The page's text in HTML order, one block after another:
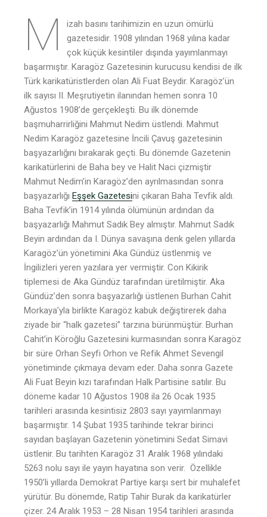
M
izah basını tarihimizin en uzun ömürlü
gazetesidir. 1908 yılından 1968 yılına kadar
çok küçük kesintiler dışında yayımlanmayı
başarmıştır. Karagöz Gazetesinin kurucusu kendisi de ilk
Türk karikatüristlerden olan Ali Fuat Beydir. Karagöz’ün
ilk sayısı II. Meşrutiyetin ilanından hemen sonra 10
Ağustos 1908’de gerçekleşti. Bu ilk dönemde
başmuharrirliğini Mahmut Nedim üstlendi. Mahmut
Nedim Karagöz gazetesine İncili Çavuş gazetesinin
başyazarlığını bırakarak geçti. Bu dönemde Gazetenin
karikatürlerini de Baha bey ve Halit Naci çizmiştir
Mahmut Nedim’in Karagöz’den ayrılmasından sonra
başyazarlığı Eşşek Gazetesini çıkaran Baha Tevfik aldı.
Baha Tevfik’in 1914 yılında ölümünün ardından da
başyazarlığı Mahmut Sadık Bey almıştır. Mahmut Sadık
Beyin ardından da I. Dünya savaşına denk gelen yıllarda
Karagöz’ün yönetimini Aka Gündüz üstlenmiş ve
İngilizleri yeren yazılara yer vermiştir. Con Kikirik
tiplemesi de Aka Gündüz tarafından üretilmiştir. Aka
Gündüz’den sonra başyazarlığı üstlenen Burhan Cahit
Morkaya’yla birlikte Karagöz kabuk değiştirerek daha
ziyade bir “halk gazetesi” tarzına bürünmüştür. Burhan
Cahit’in Köroğlu Gazetesini kurmasından sonra Karagöz
bir süre Orhan Seyfi Orhon ve Refik Ahmet Sevengil
yönetiminde çıkmaya devam eder. Daha sonra Gazete
Ali Fuat Beyin kızı tarafından Halk Partisine satılır. Bu
döneme kadar 10 Ağustos 1908 ila 26 Ocak 1935
tarihleri arasında kesintisiz 2803 sayı yayımlanmayı
başarmıştır. 14 Şubat 1935 tarihinde tekrar birinci
sayıdan başlayan Gazetenin yönetimini Sedat Simavi
üstlenir. Bu tarihten Karagöz 31 Aralık 1968 yılındaki
5263 nolu sayı ile yayın hayatına son verir. Özellikle
1950’li yıllarda Demokrat Partiye karşı sert bir muhalefet
yürütür. Bu dönemde, Ratip Tahir Burak da karikatürler
çizer. 24 Aralık 1953 – 28 Nisan 1954 tarihleri arasında